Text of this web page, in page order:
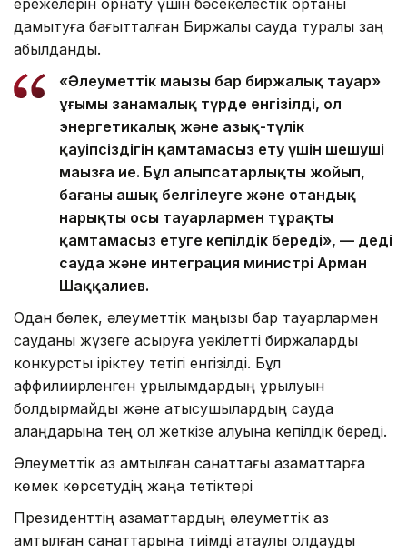
ережелерін орнату үшін бәсекелестік ортаны
дамытуға бағытталған Биржалық сауда туралы заң
қабылданды.
«Әлеуметтік маңызы бар биржалық тауар»
ұғымы заңнамалық түрде енгізілді, ол
энергетикалық және азық-түлік
қауіпсіздігін қамтамасыз ету үшін шешуші
маңызға ие. Бұл алыпсатарлықты жойып,
бағаны ашық белгілеуге және отандық
нарықты осы тауарлармен тұрақты
қамтамасыз етуге кепілдік береді», — деді
сауда және интеграция министрі Арман
Шаққалиев.
Одан бөлек, әлеуметтік маңызы бар тауарлармен
сауданы жүзеге асыруға уәкілетті биржаларды
конкурстық іріктеу тетігі енгізілді. Бұл
аффилиирленген құрылымдардың құрылуын
болдырмайды және қатысушылардың сауда
алаңдарына тең қол жеткізе алуына кепілдік береді.
Әлеуметтік аз қамтылған санаттағы азаматтарға
көмек көрсетудің жаңа тетіктері
Президенттің азаматтардың әлеуметтік аз
қамтылған санаттарына тиімді атаулы қолдауды